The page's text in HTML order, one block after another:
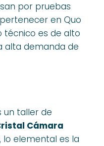
por pruebas
en Quo
técnico es de alto
alta demanda de
un taller de
Cámara
, lo elemental es la